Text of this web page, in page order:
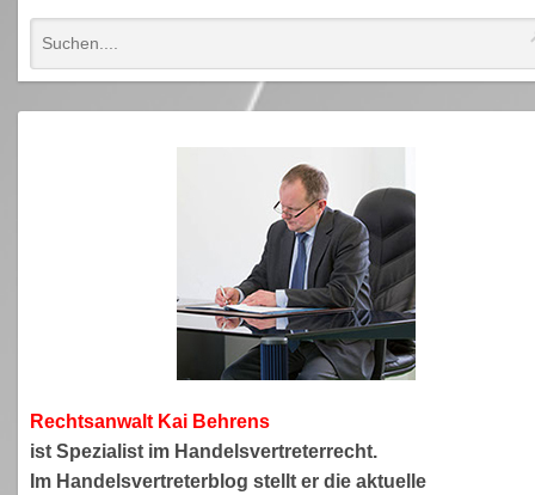
Rechtsanwalt Kai Behrens
ist Spezialist im Handelsvertreterrecht.
Im Handelsvertreterblog stellt er die aktuelle